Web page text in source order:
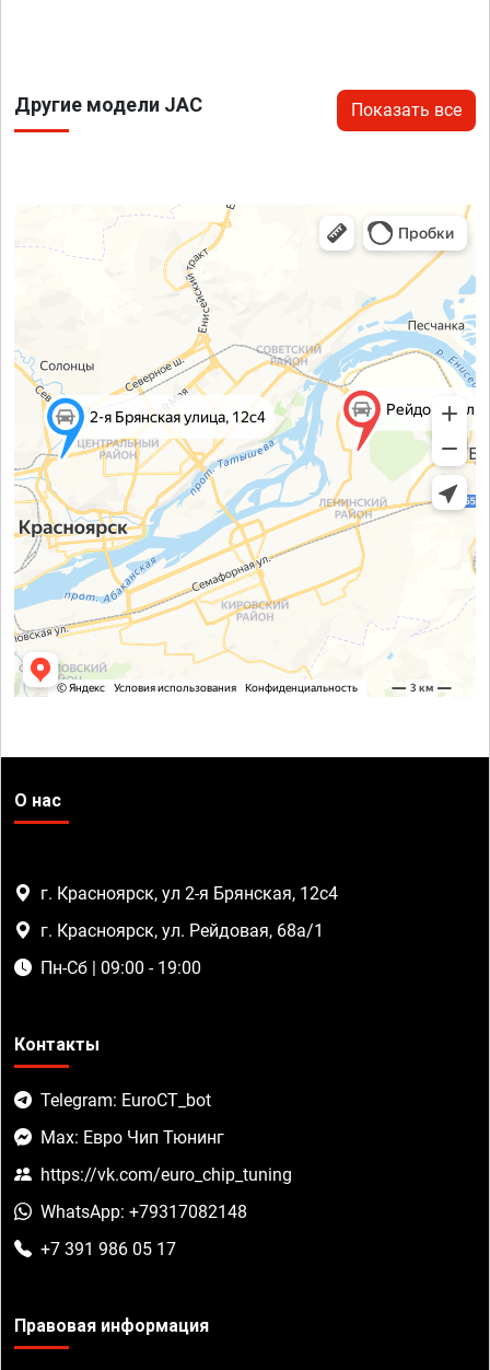
Другие модели JAC Показать все
О нас
г. Красноярск, ул 2-я Брянская, 12с4
г. Красноярск, ул. Рейдовая, 68а/1
Пн-Сб | 09:00 - 19:00
Контакты
Telegram: EuroCT_bot
Max: Евро Чип Тюнинг
https://vk.com/euro_chip_tuning
WhatsApp: +79317082148
+7 391 986 05 17
Правовая информация